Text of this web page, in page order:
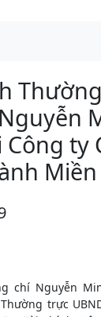
ty
chí Nguyễn
trực